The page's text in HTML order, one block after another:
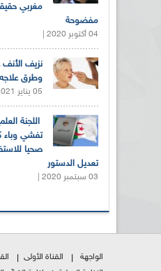
مغربي
مفضوحة
04 أكتوبر 2020 |
نزيف الأنف
وطرق علاجه
05 يناير 2021 |
اللجنة
تفشي وباء
صحيا
تعديل الدستور
03 سبتمبر 2020 |
الواجهة القناة الأولى